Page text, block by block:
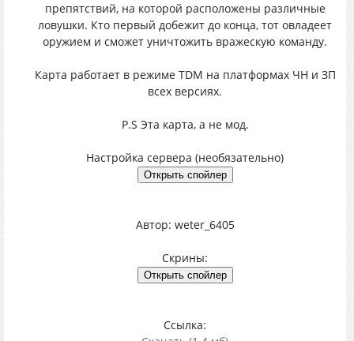
препятствий, на которой расположены различные
ловушки. Кто первый добежит до конца, тот овладеет
оружием и сможет уничтожить вражескую команду.
Карта работает в режиме TDM на платформах ЧН и ЗП
всех версиях.
P.S Эта карта, а не мод.
Настройка сервера (необязательно)
Автор: weter_6405
Скрины:
Ссылка: